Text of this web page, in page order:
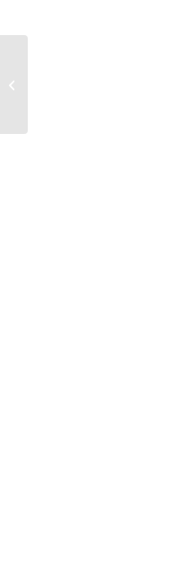
[경찰개혁위원회 권고문]1.